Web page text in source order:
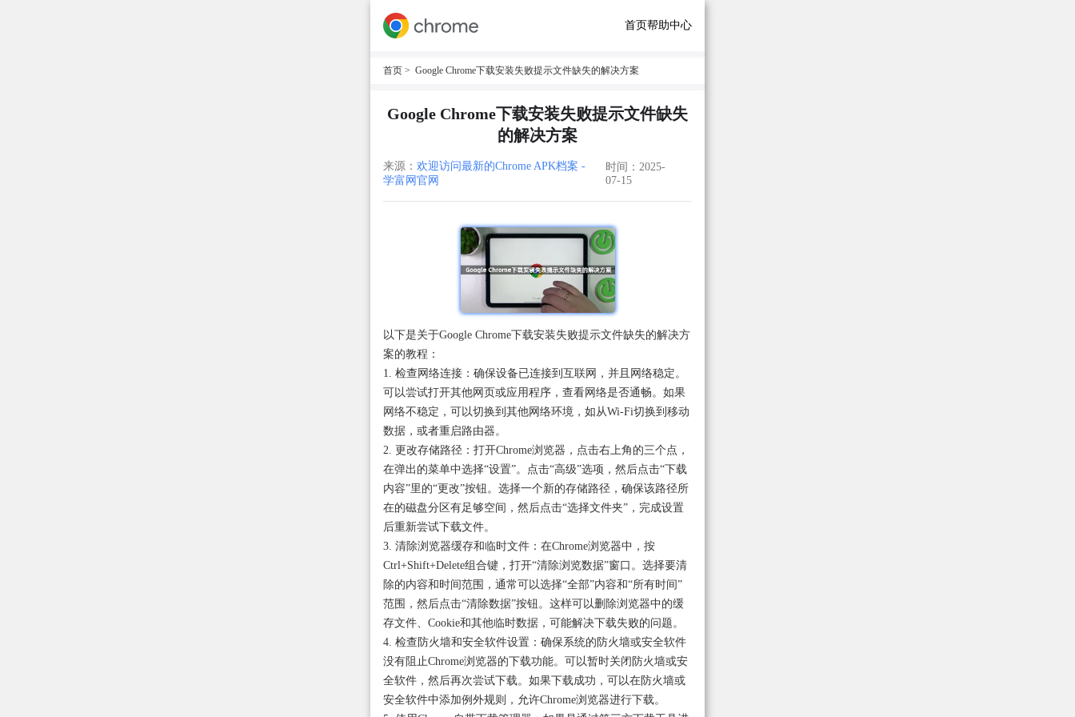
首页帮助中心
首页 > Google Chrome下载安装失败提示文件缺失的解决方案
Google Chrome下载安装失败提示文件缺失
的解决方案
来源： 欢迎访问最新的Chrome APK档案 -
学富网官网
时间：2025-
07-15
以下是关于Google Chrome下载安装失败提示文件缺失的解决方
案的教程：
1. 检查网络连接：确保设备已连接到互联网，并且网络稳定。
可以尝试打开其他网页或应用程序，查看网络是否通畅。如果
网络不稳定，可以切换到其他网络环境，如从Wi-Fi切换到移动
数据，或者重启路由器。
2. 更改存储路径：打开Chrome浏览器，点击右上角的三个点，
在弹出的菜单中选择“设置”。点击“高级”选项，然后点击“下载
内容”里的“更改”按钮。选择一个新的存储路径，确保该路径所
在的磁盘分区有足够空间，然后点击“选择文件夹”，完成设置
后重新尝试下载文件。
3. 清除浏览器缓存和临时文件：在Chrome浏览器中，按
Ctrl+Shift+Delete组合键，打开“清除浏览数据”窗口。选择要清
除的内容和时间范围，通常可以选择“全部”内容和“所有时间”
范围，然后点击“清除数据”按钮。这样可以删除浏览器中的缓
存文件、Cookie和其他临时数据，可能解决下载失败的问题。
4. 检查防火墙和安全软件设置：确保系统的防火墙或安全软件
没有阻止Chrome浏览器的下载功能。可以暂时关闭防火墙或安
全软件，然后再次尝试下载。如果下载成功，可以在防火墙或
安全软件中添加例外规则，允许Chrome浏览器进行下载。